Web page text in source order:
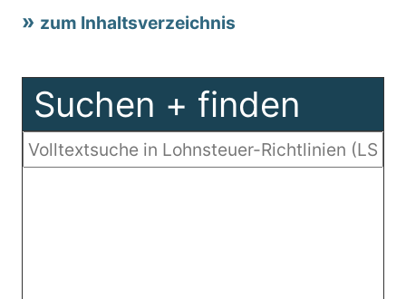
zum Inhaltsverzeichnis
Suchen + finden